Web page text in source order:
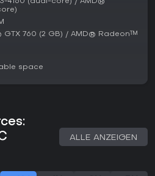
Patches. Es eignet sich für
aber Frust auslösen bei
einfacheres Gameplay suchen.
Wert.
GTX 760 (2 GB) / AMD® Radeon™
space
ALLE ANZEIGEN